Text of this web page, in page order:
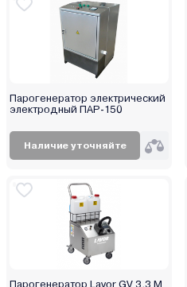
Парогенератор электрический
электродный ПАР-150
Наличие уточняйте
Парогенератор Lavor GV 3.3 M